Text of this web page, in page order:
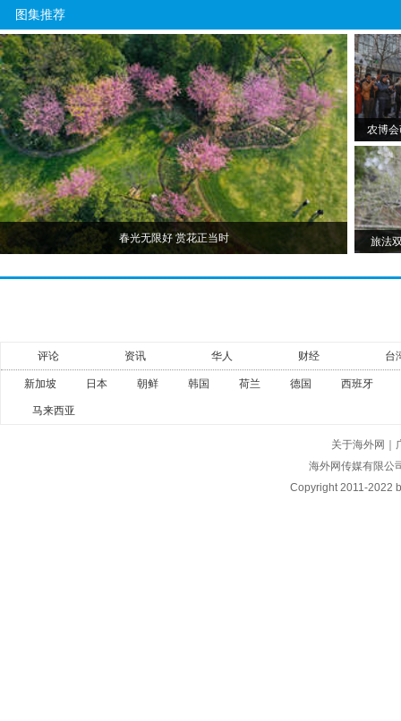
图集推荐
农博会
旅法
春光无限好 赏花正当时
评论 资讯 华人 财经 台
新加坡 日本 朝鲜 韩国 荷兰 德国 西班牙
马来西亚
关于海外网
海外网传媒有限公
Copyright2011-2022